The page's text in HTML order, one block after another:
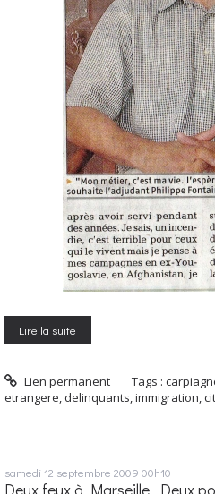
Lire la suite
Lien permanent Tags :
etrangere, delinquants,immigration,
samedi 12 septembre 2009 00h10